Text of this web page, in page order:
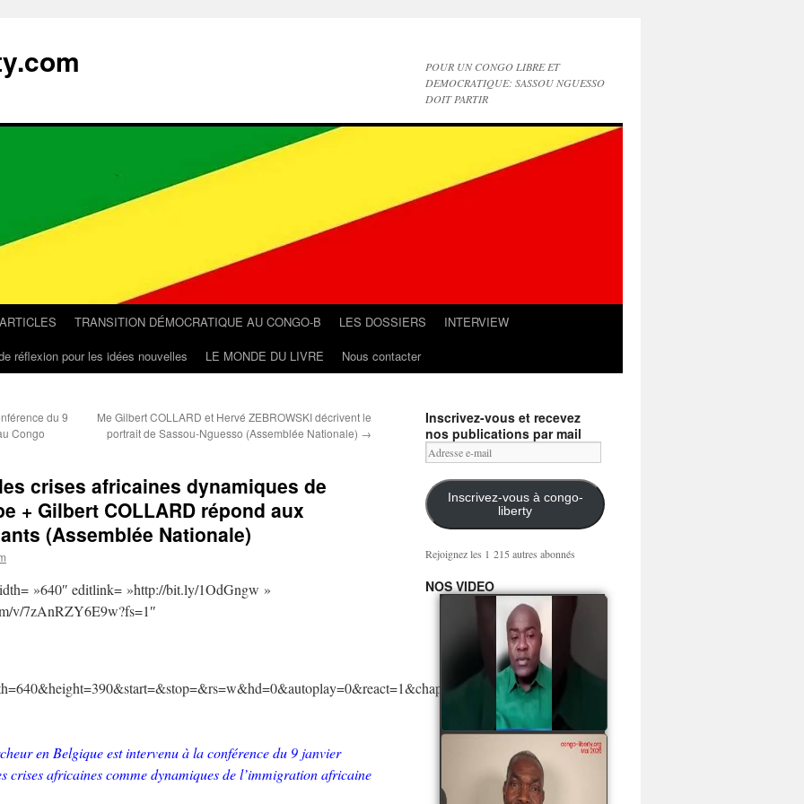
POUR UN CONGO LIBRE ET
DEMOCRATIQUE: SASSOU NGUESSO
DOIT PARTIR
TRANSITION DÉMOCRATIQUE AU CONGO-B LES DOSSIERS
INTERVIEW
réflexion pour les idées nouvelles LE MONDE DU LIVRE Nous contacter
du 9
Congo
Me Gilbert COLLARD et Hervé ZEBROWSKI décrivent le
portrait de Sassou-Nguesso (Assemblée Nationale) →
crises africaines dynamiques de
+ Gilbert COLLARD répond aux
(Assemblée Nationale)
»640″ editlink= »http://bit.ly/1OdGngw »
v/7zAnRZY6E9w?fs=1″
»
en Belgique est intervenu à la conférence du 9 janvier
crises africaines comme dynamiques de l’immigration africaine
Inscrivez-vous et recevez
nos publications par mail
Adresse
e-
mail
Inscrivez-vous à congo-
liberty
Rejoignez les 1 215 autres abonnés
NOS VIDEO
Mingwa BIANGO : Ni
les mercenaires russes,
ni la garde présidentielle
ne mourront pour
Sassou Denis
watch video
POATY PANGOU
parle de la coquille vide
Collinet Makosso, des